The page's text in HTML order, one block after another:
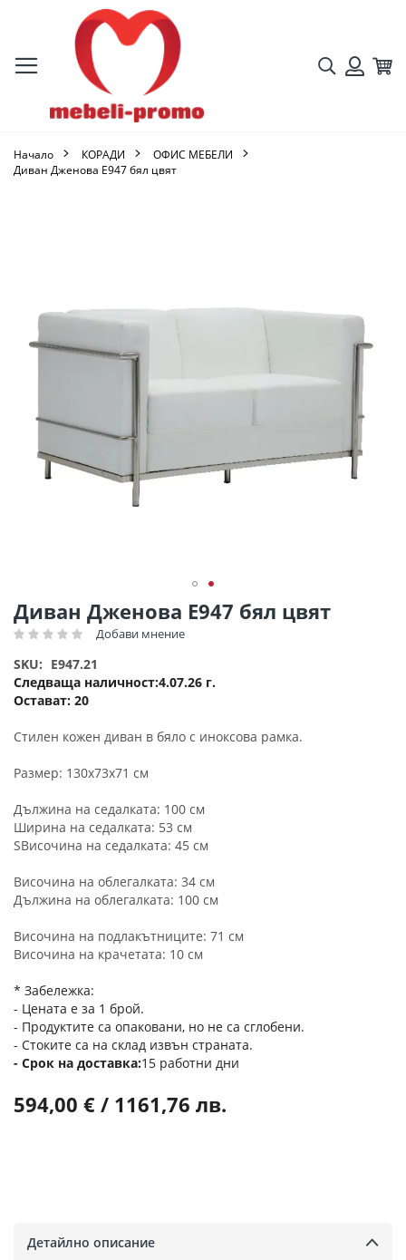
Търсене
Начало КОРАДИ
ОФИС МЕБЕЛИ
Диван Дженова Ε947 бял цвят
Диван Дженова Ε947 бял цвят
Рейтинг: Добави мнение
Остават: 20
SKU
E947.21
Следваща наличност 4.07.26 г.
Стилен кожен диван в бяло с иноксова рамка.
Размер: 130x73x71 см
Дължина на седалката: 100 см
Ширина на седалката: 53 см
SВисочина на седалката: 45 см
Височина на облегалката: 34 см
Дължина на облегалката: 100 см
Височина на подлакътниците: 71 см
Височина на крачетата: 10 см
* Забележка:
- Цената е за 1 брой.
- Продуктите са опаковани, но не са сглобени.
- Стоките са на склад извън страната.
Срок на доставка 15 работни дни
594,00 € / 1161,76 лв.
изображенията
Преминете
към
началото
на
галерия
със
Детайлно описание